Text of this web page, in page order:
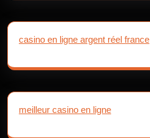
casino en ligne argent réel france
meilleur casino en ligne